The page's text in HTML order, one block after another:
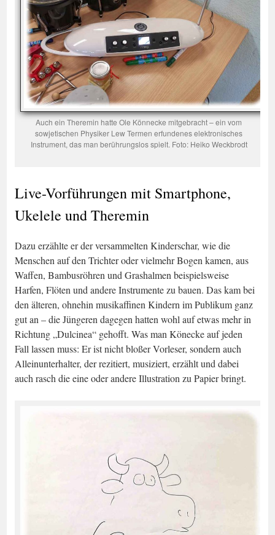
Auch ein Theremin hatte Ole Könnecke mitgebracht – ein vom
sowjetischen Physiker Lew Termen erfundenes elektronisches
Instrument, das man berührungslos spielt. Foto: Heiko Weckbrodt
Live-Vorführungen mit Smartphone,
Ukelele und Theremin
Dazu erzählte er der versammelten Kinderschar, wie die
Menschen auf den Trichter oder vielmehr Bogen kamen, aus
Waffen, Bambusröhren und Grashalmen beispielsweise
Harfen, Flöten und andere Instrumente zu bauen. Das kam bei
den älteren, ohnehin musikaffinen Kindern im Publikum ganz
gut an – die Jüngeren dagegen hatten wohl auf etwas mehr in
Richtung „Dulcinea“ gehofft. Was man Könecke auf jeden
Fall lassen muss: Er ist nicht bloßer Vorleser, sondern auch
Alleinunterhalter, der rezitiert, musiziert, erzählt und dabei
auch rasch die eine oder andere Illustration zu Papier bringt.